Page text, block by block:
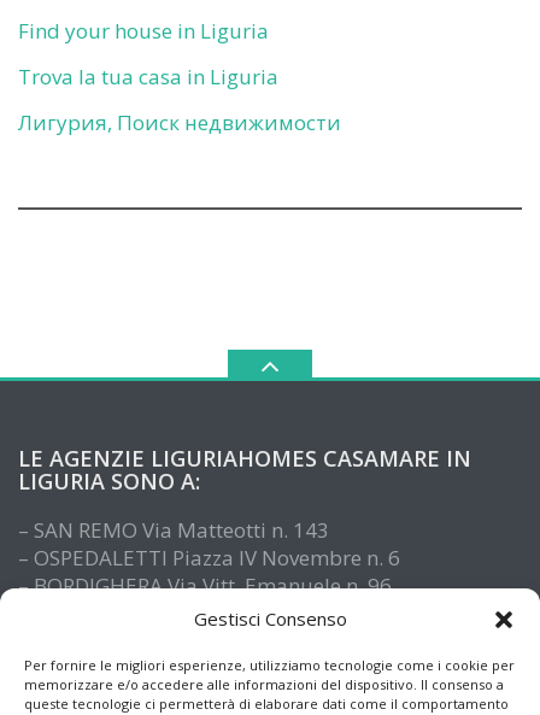
Gestisci Consenso
Per fornire le migliori esperienze, utilizziamo tecnologie come i cookie per
memorizzare e/o accedere alle informazioni del dispositivo. Il consenso a
queste tecnologie ci permetterà di elaborare dati come il comportamento
Find your house in Liguria
Trova la tua casa in Liguria
Лигурия, Поиск недвижимости
LE AGENZIE LIGURIAHOMES CASAMARE IN
LIGURIA SONO A:
– SAN REMO Via Matteotti n. 143
– OSPEDALETTI Piazza IV Novembre n. 6
– BORDIGHERA Via Vitt. Emanuele n. 96
– IMPERIA Piazza De Amicis n. 15
– ALASSIO Via XX Settembre n. 61